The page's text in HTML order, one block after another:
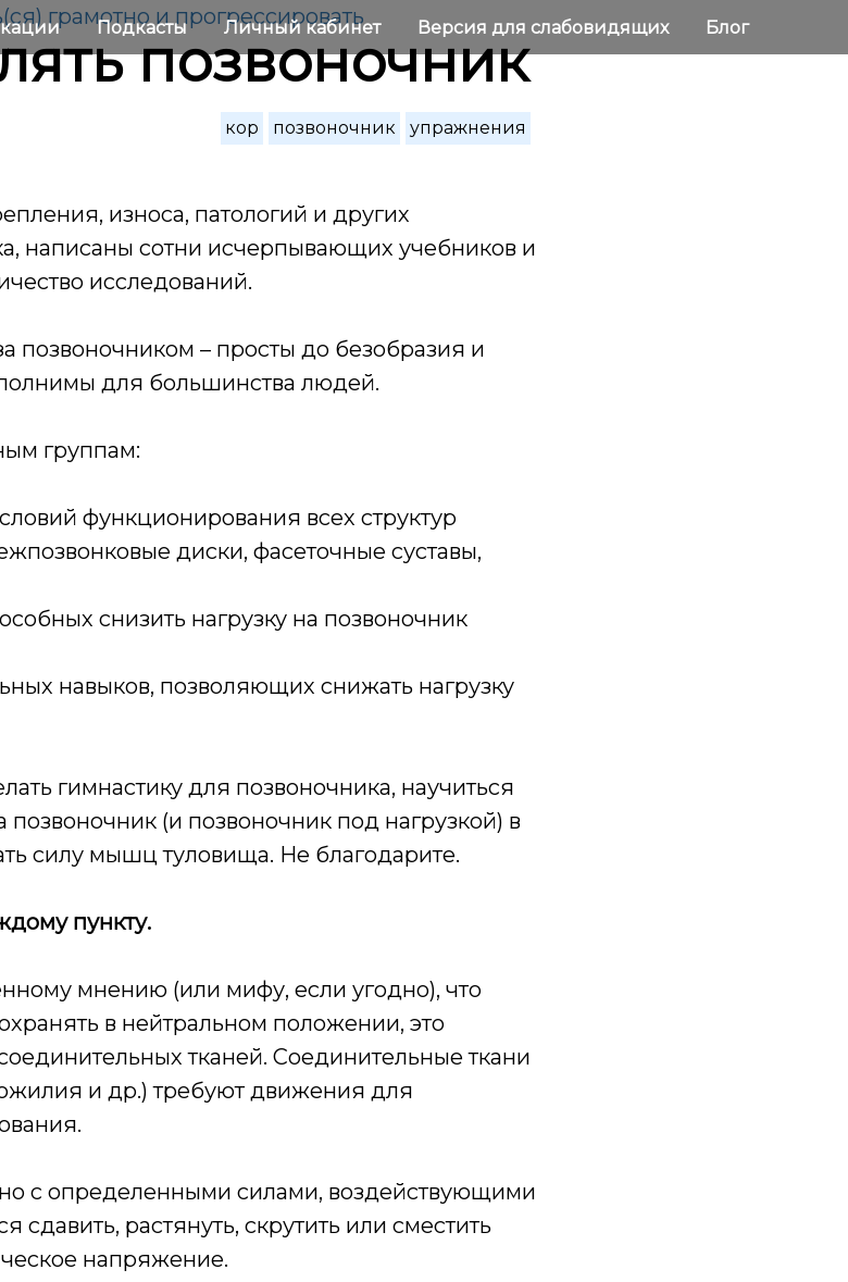
Подкасты Личный кабинет Версия для слабовидящих Блог
грамотно и прогрессировать
позвоночник
кор позвоночник упражнения
износа, патологий и других
написаны сотни исчерпывающих учебников и
исследований.
позвоночником – просты до безобразия и
для большинства людей.
группам:
функционирования всех структур
диски, фасеточные суставы,
снизить нагрузку на позвоночник
навыков, позволяющих снижать нагрузку
гимнастику для позвоночника, научиться
позвоночник (и позвоночник под нагрузкой) в
силу мышц туловища. Не благодарите.
пункту.
мнению (или мифу, если угодно), что
в нейтральном положении, это
тканей. Соединительные ткани
и др.) требуют движения для
с определенными силами, воздействующими
сдавить, растянуть, скрутить или сместить
напряжение.